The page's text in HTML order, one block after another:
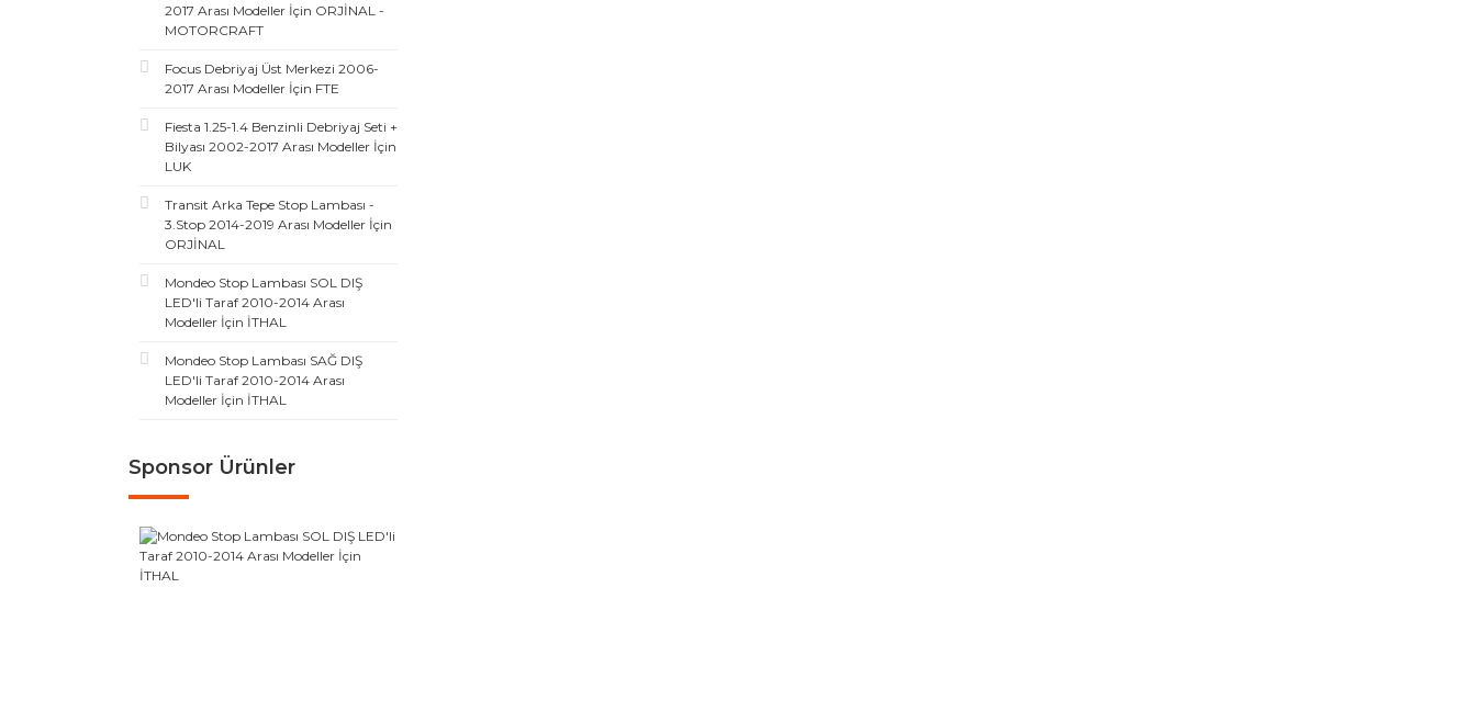
2017 Arası Modeller İçin ORJİNAL -
MOTORCRAFT
Focus Debriyaj Üst Merkezi 2006-
2017 Arası Modeller İçin FTE
Fiesta 1.25-1.4 Benzinli Debriyaj Seti +
Bilyası 2002-2017 Arası Modeller İçin
LUK
Transit Arka Tepe Stop Lambası -
3.Stop 2014-2019 Arası Modeller İçin
ORJİNAL
Mondeo Stop Lambası SOL DIŞ
LED'li Taraf 2010-2014 Arası
Modeller İçin İTHAL
Mondeo Stop Lambası SAĞ DIŞ
LED'li Taraf 2010-2014 Arası
Modeller İçin İTHAL
Sponsor Ürünler